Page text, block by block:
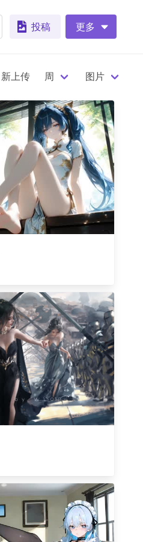
投稿 更多
新上传 周 图片